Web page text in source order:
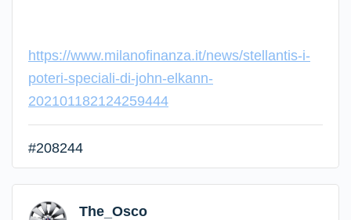
https://www.milanofinanza.it/news/stellantis-i-
poteri-speciali-di-john-elkann-
202101182124259444
#208244
The_Osco